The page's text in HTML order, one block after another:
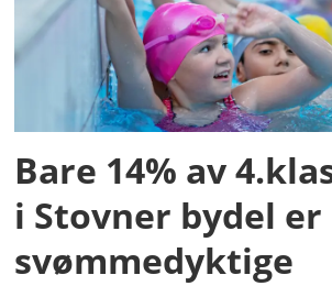
Bare 14% av
i Stovner bydel er
svømmedyktige